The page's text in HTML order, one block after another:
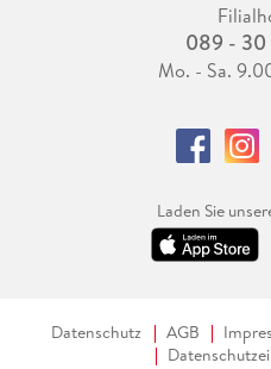
089 - 30
Mo. - Sa.
Laden Sie
Datenschutz AGB